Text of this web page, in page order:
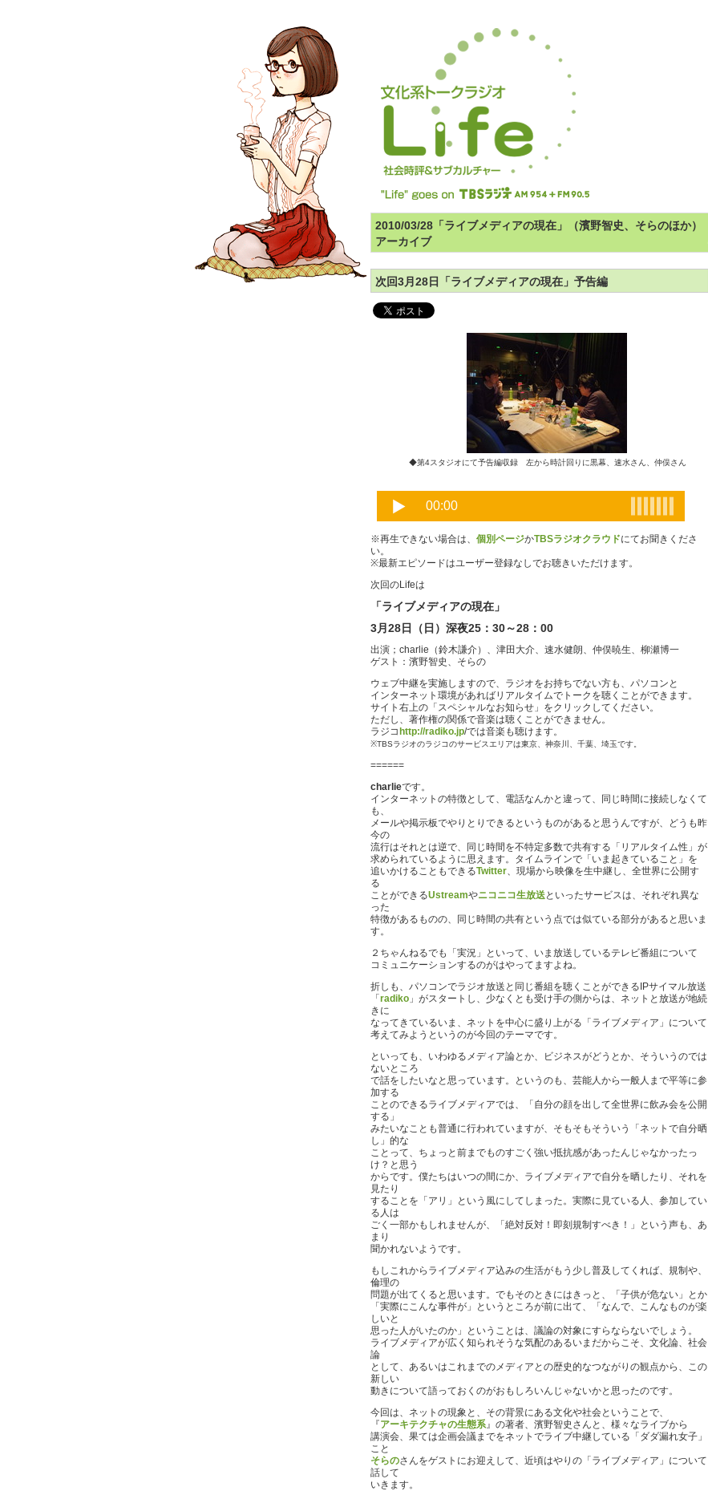
2010/03/28「ライブメディアの現在」（濱野智史、そらのほか）
アーカイブ
次回3月28日「ライブメディアの現在」予告編
◆第4スタジオにて予告編収録 左から時計回りに黒幕、速水さん、仲俣さん
※再生できない場合は、 個別ページかTBSラジオクラウドにてお聞きくださ
い。
※最新エピソードはユーザー登録なしでお聴きいただけます。
次回のLifeは
「ライブメディアの現在」
3月28日（日）深夜25：30～28：00
出演；charlie（鈴木謙介）、津田大介、速水健朗、仲俣暁生、柳瀬博一
ゲスト：濱野智史、そらの
ウェブ中継を実施しますので、ラジオをお持ちでない方も、パソコンと
インターネット環境があればリアルタイムでトークを聴くことができます。
サイト右上の「スペシャルなお知らせ」をクリックしてください。
ただし、著作権の関係で音楽は聴くことができません。
ラジコ http://radiko.jp/では音楽も聴けます。
※TBSラジオのラジコのサービスエリアは東京、神奈川、千葉、埼玉です。
======
charlieです。
インターネットの特徴として、電話なんかと違って、同じ時間に接続しなくて
も、
メールや掲示板でやりとりできるというものがあると思うんですが、どうも昨
今の
流行はそれとは逆で、同じ時間を不特定多数で共有する「リアルタイム性」が
求められているように思えます。タイムラインで「いま起きていること」を
追いかけることもできるTwitter、現場から映像を生中継し、全世界に公開す
る
ことができるUstreamやニコニコ生放送といったサービスは、それぞれ異な
った
特徴があるものの、同じ時間の共有という点では似ている部分があると思いま
す。
２ちゃんねるでも「実況」といって、いま放送しているテレビ番組について
コミュニケーションするのがはやってますよね。
折しも、パソコンでラジオ放送と同じ番組を聴くことができるIPサイマル放送
「 radiko 」がスタートし、少なくとも受け手の側からは、ネットと放送が地続
きに
なってきているいま、ネットを中心に盛り上がる「ライブメディア」について
考えてみようというのが今回のテーマです。
といっても、いわゆるメディア論とか、ビジネスがどうとか、そういうのでは
ないところ
で話をしたいなと思っています。というのも、芸能人から一般人まで平等に参
加する
ことのできるライブメディアでは、「自分の顔を出して全世界に飲み会を公開
する」
みたいなことも普通に行われていますが、そもそもそういう「ネットで自分晒
し」的な
ことって、ちょっと前までものすごく強い抵抗感があったんじゃなかったっ
け？と思う
からです。僕たちはいつの間にか、ライブメディアで自分を晒したり、それを
見たり
することを「アリ」という風にしてしまった。実際に見ている人、参加してい
る人は
ごく一部かもしれませんが、「絶対反対！即刻規制すべき！」という声も、あ
まり
聞かれないようです。
もしこれからライブメディア込みの生活がもう少し普及してくれば、規制や、
倫理の
問題が出てくると思います。でもそのときにはきっと、「子供が危ない」とか
「実際にこんな事件が」というところが前に出て、「なんで、こんなものが楽
しいと
思った人がいたのか」ということは、議論の対象にすらならないでしょう。
ライブメディアが広く知られそうな気配のあるいまだからこそ、文化論、社会
論
として、あるいはこれまでのメディアとの歴史的なつながりの観点から、この
新しい
動きについて語っておくのがおもしろいんじゃないかと思ったのです。
今回は、ネットの現象と、その背景にある文化や社会ということで、
『アーキテクチャの生態系』の著者、濱野智史さんと、様々なライブから
講演会、果ては企画会議までをネットでライブ中継している「ダダ漏れ女子」
こと
そらのさんをゲストにお迎えして、近頃はやりの「ライブメディア」について
話して
いきます。